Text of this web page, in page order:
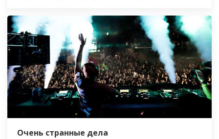
Очень странные дела